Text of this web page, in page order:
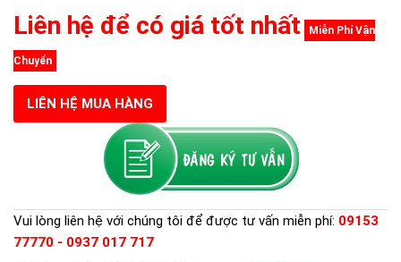
Liên hệ để có giá tốt nhất Miễn Phí Vận
Chuyển
LIÊN HỆ MUA HÀNG
Vui lòng liên hệ với chúng tôi để được tư vấn miễn phí: 09153
77770 - 0937 017 717